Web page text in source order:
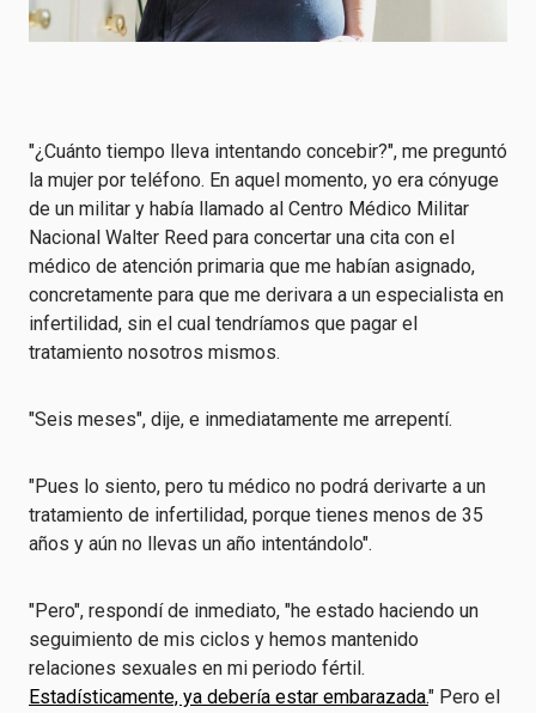
"¿Cuánto tiempo lleva intentando concebir?", me preguntó
la mujer por teléfono. En aquel momento, yo era cónyuge
de un militar y había llamado al Centro Médico Militar
Nacional Walter Reed para concertar una cita con el
médico de atención primaria que me habían asignado,
concretamente para que me derivara a un especialista en
infertilidad, sin el cual tendríamos que pagar el
tratamiento nosotros mismos.
"Seis meses", dije, e inmediatamente me arrepentí.
"Pues lo siento, pero tu médico no podrá derivarte a un
tratamiento de infertilidad, porque tienes menos de 35
años y aún no llevas un año intentándolo".
"Pero", respondí de inmediato, "he estado haciendo un
seguimiento de mis ciclos y hemos mantenido
relaciones sexuales en mi periodo fértil.
Estadísticamente, ya debería estar embarazada." Pero el